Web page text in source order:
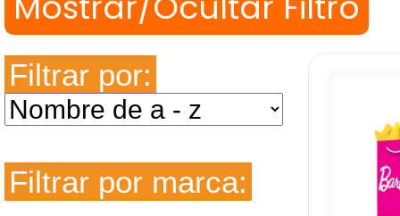
Filtrar por:
Filtrar por marca: